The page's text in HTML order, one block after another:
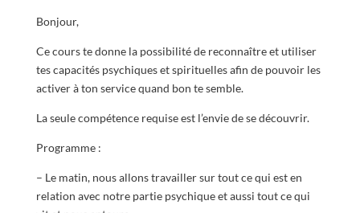
Bonjour,
Ce cours te donne la possibilité de reconnaître et utiliser
tes capacités psychiques et spirituelles afin de pouvoir les
activer à ton service quand bon te semble.
La seule compétence requise est l’envie de se découvrir.
Programme :
– Le matin, nous allons travailler sur tout ce qui est en
relation avec notre partie psychique et aussi tout ce qui